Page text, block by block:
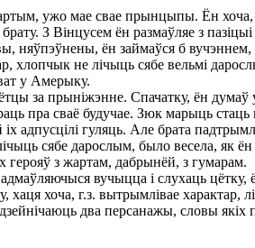
ужо мае свае прынцыпы. Ён хоча,
З Вінцусем ён размаўляе з
няўпэўнены, ён займаўся б
хлопчык не лічыць сябе вельмі
у Амерыку.
за прыніжэнне. Спачатку, ён
пра сваё будучае. Зюк марыць
адпусцілі гуляць. Але брата
сябе дарослым, было весела, як ён
герояў з жартам, дабрынёй, з гумарам.
вучыцца і слухаць
хоча, г.з. вытрымлівае характар,
два персанажы, словы